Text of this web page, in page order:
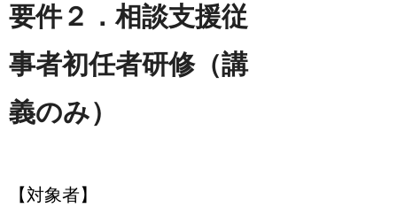
要件２．相談支援従
事者初任者研修（講
義のみ）
【対象者】